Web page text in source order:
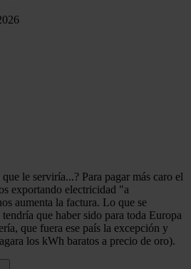
le serviría...? Para pagar más caro el
exportando electricidad "a
aumenta la factura. Lo que se
que haber sido para toda Europa
que fuera ese país la excepción y
los kWh baratos a precio de oro).